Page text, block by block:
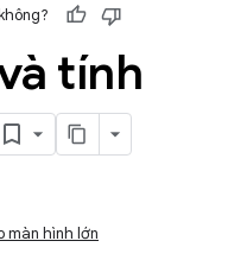
tính
màn hình lớn